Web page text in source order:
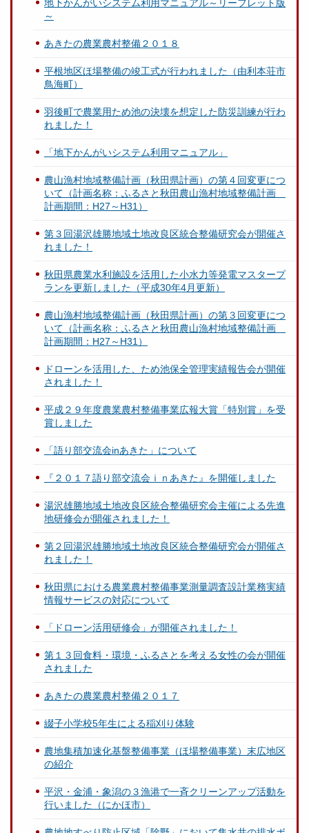
地下かんがいシステム利用マニュアル～リーフレット版
～
あきたの農業農村整備２０１８
平根地区ほ場整備の竣工式が行われました（由利本荘市
鳥海町）
羽後町で農業用ため池の決壊を想定した防災訓練が行わ
れました！
「地下かんがいシステム利用マニュアル」
農山漁村地域整備計画（秋田県計画）の第４回変更につ
いて（計画名称：ふるさと秋田農山漁村地域整備計画
計画期間：H27～H31）
第３回湯沢雄勝地域土地改良区統合整備研究会が開催さ
れました！
秋田県農業水利施設を活用した小水力等発電マスタープ
ランを更新しました（平成30年4月更新）
農山漁村地域整備計画（秋田県計画）の第３回変更につ
いて（計画名称：ふるさと秋田農山漁村地域整備計画
計画期間：H27～H31）
ドローンを活用した、ため池保全管理実績報告会が開催
されました！
平成２９年度農業農村整備事業広報大賞「特別賞」を受
賞しました
「語り部交流会inあきた」について
『２０１７語り部交流会ｉｎあきた』を開催しました
湯沢雄勝地域土地改良区統合整備研究会主催による先進
地研修会が開催されました！
第２回湯沢雄勝地域土地改良区統合整備研究会が開催さ
れました！
秋田県における農業農村整備事業測量調査設計業務実績
情報サービスの対応について
「ドローン活用研修会」が開催されました！
第１３回食料・環境・ふるさとを考える女性の会が開催
されました
あきたの農業農村整備２０１７
綴子小学校5年生による稲刈り体験
農地集積加速化基盤整備事業（ほ場整備事業）末広地区
の紹介
平沢・金浦・象潟の３漁港で一斉クリーンアップ活動を
行いました（にかほ市）